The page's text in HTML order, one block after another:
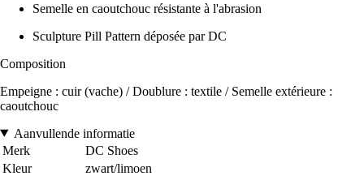
Semelle en caoutchouc résistante à l'abrasion
Sculpture Pill Pattern déposée par DC
Composition
Empeigne : cuir (vache) / Doublure : textile / Semelle extérieure :
caoutchouc
Aanvullende informatie
Merk
DC Shoes
Kleur
zwart/limoen